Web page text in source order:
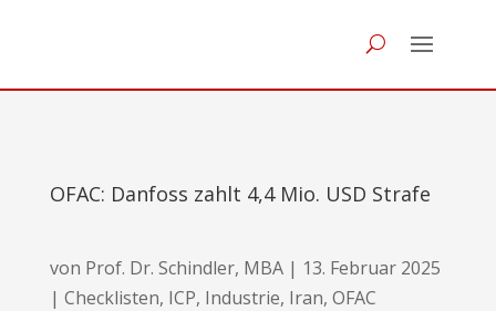
OFAC: Danfoss zahlt 4,4 Mio. USD Strafe
von Prof. Dr. Schindler, MBA| 13. Februar 2025
| Checklisten, ICP, Industrie, Iran, OFAC